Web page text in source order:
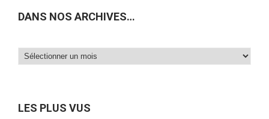
DANS NOS ARCHIVES…
Dans
LES PLUS VUS